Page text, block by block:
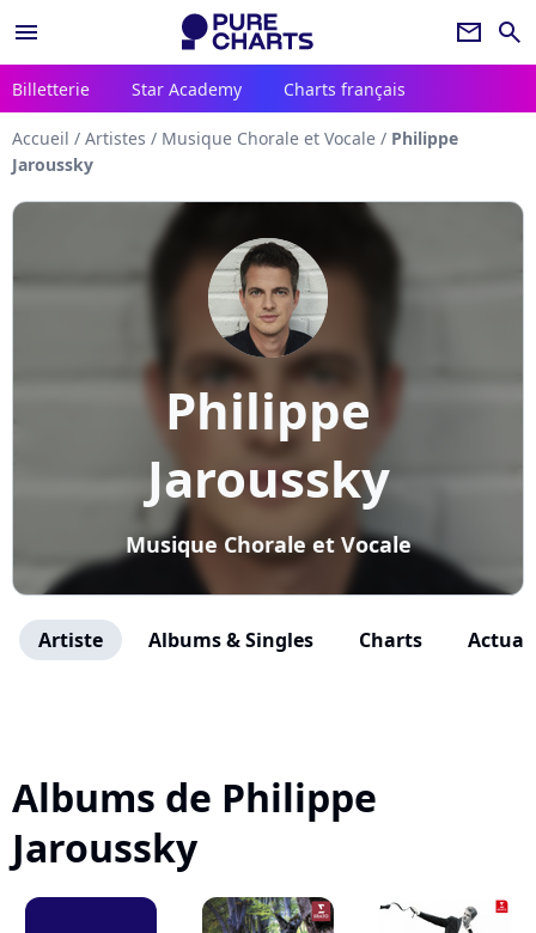
menu newsletter search
Billetterie Star Academy Charts français
Accueil / Artistes / Musique Chorale et Vocale / Philippe
Jaroussky
Philippe
Jaroussky
Musique Chorale et Vocale
Artiste Albums & Singles Charts
Albums de Philippe
Jaroussky